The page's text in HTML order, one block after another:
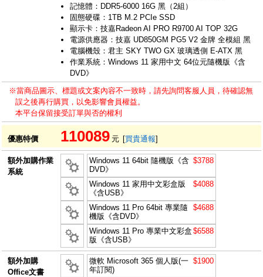
記憶體：DDR5-6000 16G 黑（2組）
固態硬碟：1TB M.2 PCIe SSD
顯示卡：技嘉Radeon AI PRO R9700 AI TOP 32G
電源供應器：技嘉 UD850GM PG5 V2 金牌 全模組 黑
電腦機殼：君主 SKY TWO GX 玻璃透側 E-ATX 黑
作業系統：Windows 11 家用中文 64位元隨機版《含
DVD》
※當商品圖示、標題或文案內容不一致時，請先詢問客服人員，待確認無
誤之後再行購買，以免影響會員權益。
本平台保留接受訂單與否的權利
優惠特價 110089 元 [買貴通報]
額外加購作業
系統
Windows 11 64bit 隨機版《含
DVD》
$3788
Windows 11 家用中文彩盒版
《含USB》
$4088
Windows 11 Pro 64bit 專業隨
機版《含DVD》
$4688
Windows 11 Pro 專業中文彩盒
版《含USB》
$6588
額外加購
Office文書
微軟 Microsoft 365 個人版(一
年訂閱)
$1900